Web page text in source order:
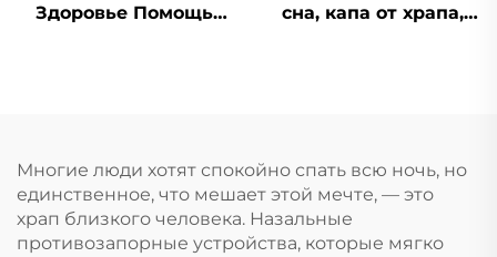
Здоровье Помощь
остановки дыхания
ртом во сне Лента
для рта
сна, капа от храпа,
Многие люди хотят спокойно спать всю ночь, но
единственное, что мешает этой мечте, — это
храп близкого человека. Назальные
противозапорные устройства, которые мягко